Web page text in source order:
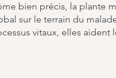
bien précis, la plante
sur le terrain du
vitaux, elles